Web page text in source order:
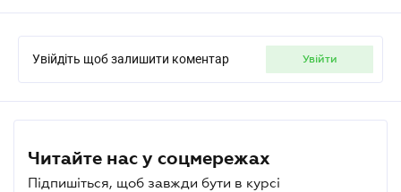
Увійдіть щоб залишити коментар увійти
Читайте нас у соцмережах
Підпишіться, щоб завжди бути в курсі